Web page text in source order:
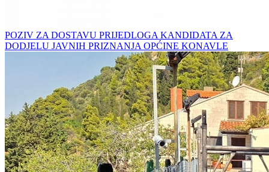
POZIV ZA DOSTAVU PRIJEDLOGA KANDIDATA ZA
DODJELU JAVNIH PRIZNANJA OPĆINE KONAVLE